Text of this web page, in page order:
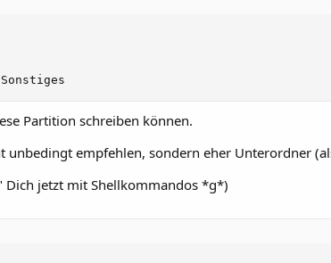
Partition schreiben können.
unbedingt empfehlen, sondern eher Unterordner
Dich jetzt mit Shellkommandos *g*)